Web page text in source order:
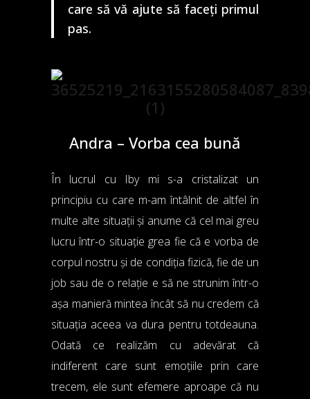
care să vă ajute să faceți primul
pas.
Andra – Vorba cea bună
În lucrul cu Iby mi s-a cristalizat un
principiu cu care m-am întâlnit de altfel în
multe alte situații și anume că cel mai greu
lucru într-o situație grea fie că e vorba de
corpul nostru și de condiția fizică, fie de un
job sau de o relație e să ne strunim într-o
așa manieră mintea încât să nu credem că
situația aceea va dura pentru totdeauna.
Odată ce realizăm cu adevărat că
indiferent care sunt emoțiile prin care
trecem, ele sunt efemere aproape că nu